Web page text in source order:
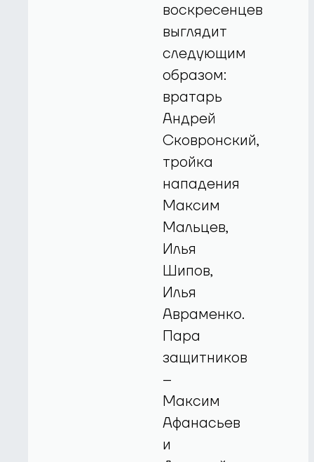
воскресенцев
выглядит
следующим
образом:
вратарь
Андрей
Сковронский,
тройка
нападения
Максим
Мальцев,
Илья
Шипов,
Илья
Авраменко.
Пара
защитников
–
Максим
Афанасьев
и